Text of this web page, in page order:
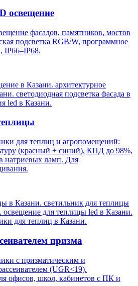
освещение
фасадов, памятников, мостов
подсветка RGB/W, программное
IP66–IP68.
в Казани. архитектурное
светодиодная подсветка фасада в
led в Казани.
для теплиц и агропомещений:
(красный + синий), КПД до 98%,
натриевых ламп. Для
в Казани. светильник для теплицы
для теплицы led в Казани.
для теплиц в Казани.
призма
с призматическим и
(UGR<19).
офисов, школ, кабинетов с ПК и